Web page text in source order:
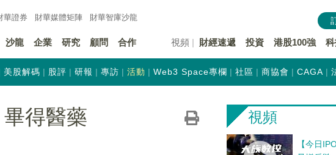
華證券 財華媒體矩陣 財華智庫沙龍
沙龍 企業 研究 顧問 合作 視頻 財經速遞 投資 港股100強
美股解碼 股評 研報 專訪 活動 Web3 Space專欄 社區 商協會 CAGA
畢得醫藥
視頻
【今日